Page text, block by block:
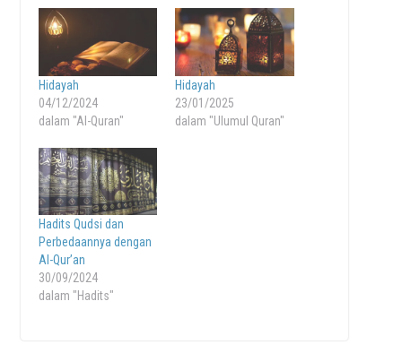
Hidayah
04/12/2024
dalam "Al-Quran"
Hidayah
23/01/2025
dalam "Ulumul Quran"
Hadits Qudsi dan
Perbedaannya dengan
Al-Qur’an
30/09/2024
dalam "Hadits"